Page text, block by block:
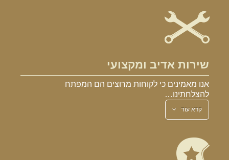
שירות אדיב ומקצועי
אנו מאמינים כי לקוחות מרוצים הם המפתח
להצלחתינו…
קרא עוד